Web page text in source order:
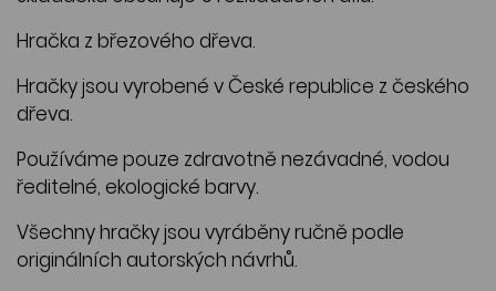
Hračka z březového dřeva.
Hračky jsou vyrobené v České republice z českého
dřeva.
Používáme pouze zdravotně nezávadné, vodou
ředitelné, ekologické barvy.
Všechny hračky jsou vyráběny ručně podle
originálních autorských návrhů.